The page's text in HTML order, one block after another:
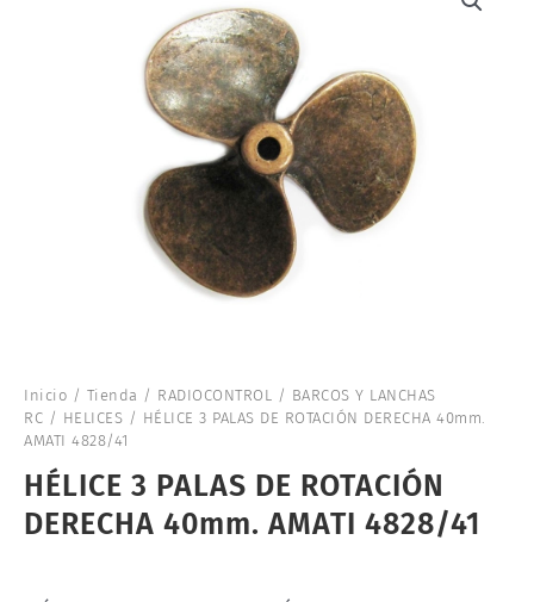
Inicio / Tienda / RADIOCONTROL / BARCOS Y LANCHAS
RC / HELICES / HÉLICE 3 PALAS DE ROTACIÓN DERECHA 40mm.
AMATI 4828/41
HÉLICE 3 PALAS DE ROTACIÓN
DERECHA 40mm. AMATI 4828/41